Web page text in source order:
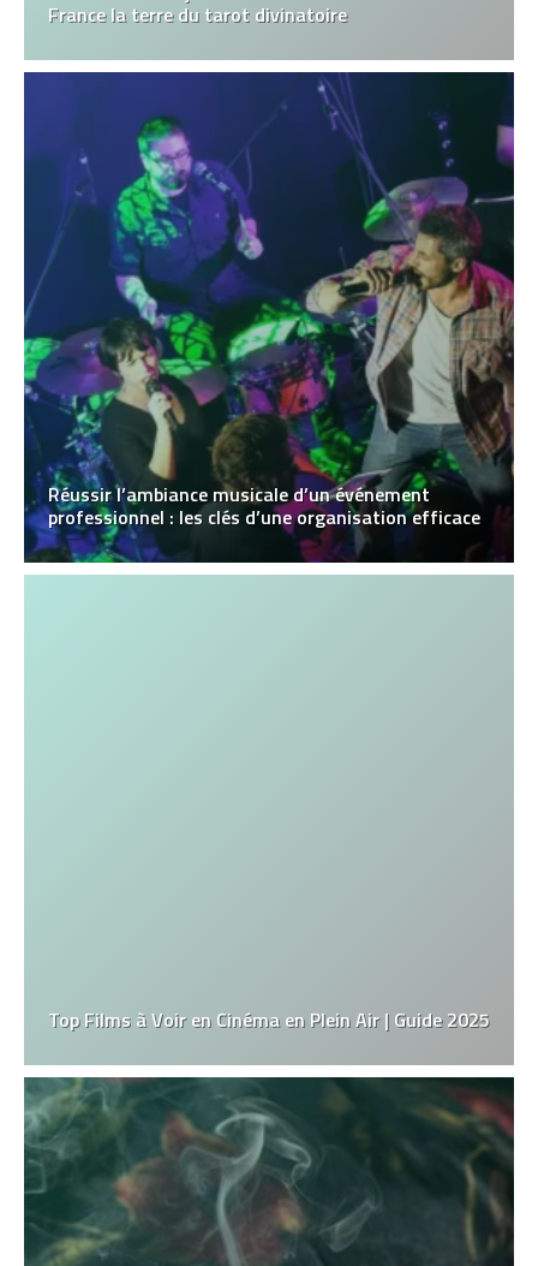
France la terre du tarot divinatoire
Réussir l’ambiance musicale d’un événement
professionnel : les clés d’une organisation efficace
Top Films à Voir en Cinéma en Plein Air | Guide 2025